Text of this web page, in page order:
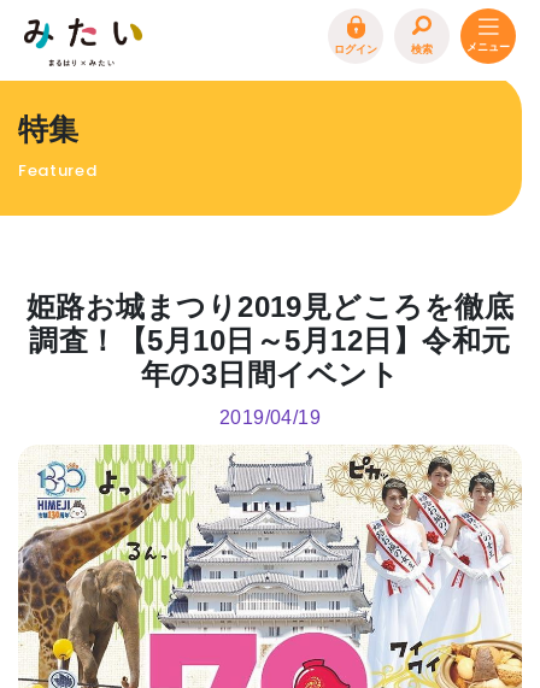
ログイン 検索
特集
エリア特集
まるはり×みたい お問合わせ イベント情報募集
プライバシーポリシー
FAQ
特集
Featured
姫路お城まつり2019見どころを徹底
調査！【5月10日～5月12日】令和元
年の3日間イベント
2019/04/19